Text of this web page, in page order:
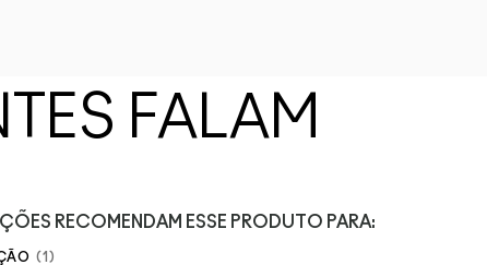
FALAM
RECOMENDAM ESSE PRODUTO PARA:
1